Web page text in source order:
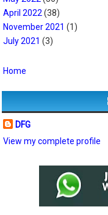
April 2022 (38)
November 2021 (1)
July 2021 (3)
Home
DFG
View my complete profile